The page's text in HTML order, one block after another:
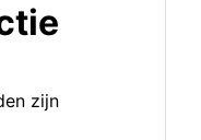
zijn